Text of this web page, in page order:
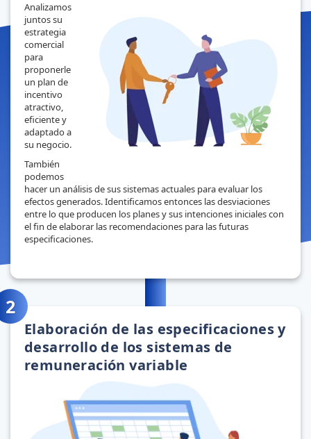
Analizamos
juntos su
estrategia
comercial
para
proponerle
un plan de
incentivo
atractivo,
eficiente y
adaptado a
su negocio.
También
podemos
hacer un análisis de sus sistemas actuales para evaluar los
efectos generados. Identificamos entonces las desviaciones
entre lo que producen los planes y sus intenciones iniciales con
el fin de elaborar las recomendaciones para las futuras
especificaciones.
Elaboración de las especificaciones y
desarrollo de los sistemas de
remuneración variable